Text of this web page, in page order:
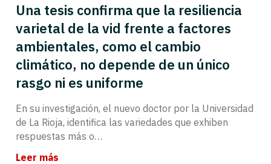
Una tesis confirma que la resiliencia
varietal de la vid frente a factores
ambientales, como el cambio
climático, no depende de un único
rasgo ni es uniforme
En su investigación, el nuevo doctor por la Universidad
de La Rioja, identifica las variedades que exhiben
respuestas más o…
Leer más